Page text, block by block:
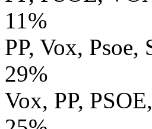
11%
PP, Vox, Psoe,
29%
Vox, PP,